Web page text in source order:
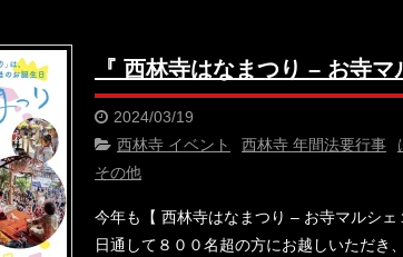
『 西林寺はなまつり – お寺
2024/03/19
西林寺 イベント
西林寺 年間法要行事
その他
今年も【 西林寺はなまつり – お寺マルシ
日通して８００名超の方にお越しいただき